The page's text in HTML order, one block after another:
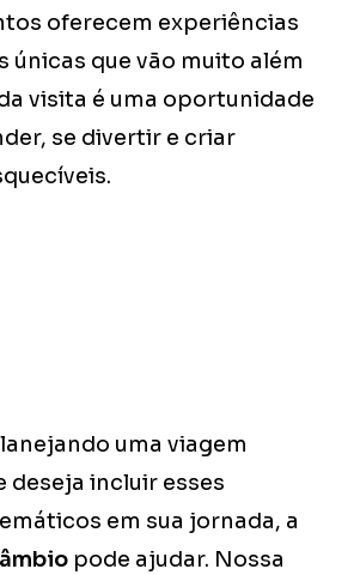
oferecem experiências
únicas que vão muito além
visita é uma oportunidade
se divertir e criar
uma viagem
deseja incluir esses
em sua jornada, a
pode ajudar. Nossa